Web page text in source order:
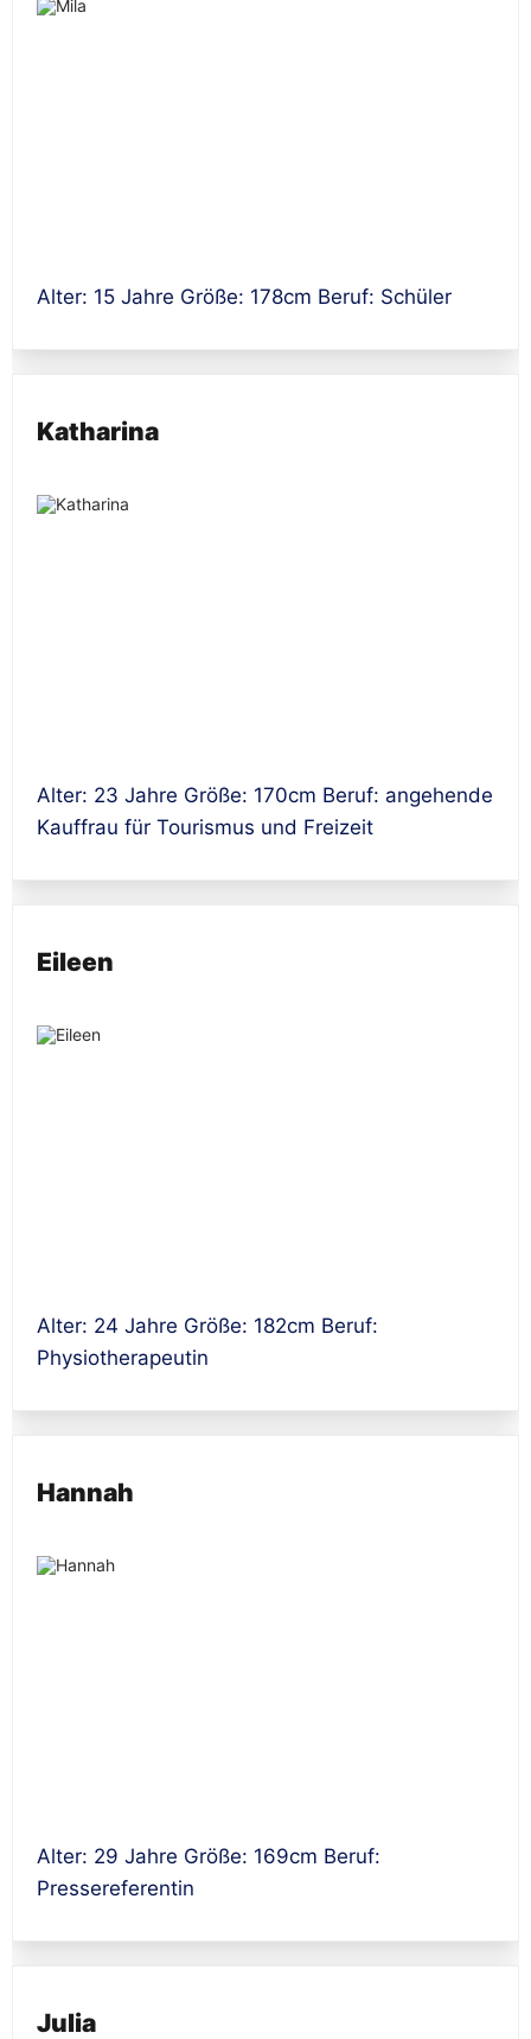
Alter: 15 Jahre Größe: 178cm Beruf: Schüler
Katharina
Alter: 23 Jahre Größe: 170cm Beruf: angehende
Kauffrau für Tourismus und Freizeit
Eileen
Alter: 24 Jahre Größe: 182cm Beruf:
Physiotherapeutin
Hannah
Alter: 29 Jahre Größe: 169cm Beruf:
Pressereferentin
Julia